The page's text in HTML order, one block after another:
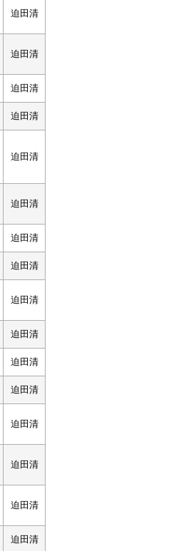
迫田清
迫田清
迫田清
迫田清
迫田清
迫田清
迫田清
迫田清
迫田清
迫田清
迫田清
迫田清
迫田清
迫田清
迫田清
迫田清